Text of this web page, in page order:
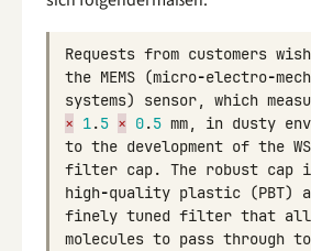
Requests from customers
the MEMS (micro-electro-
systems) sensor, which
× 1.5 × 0.5 mm, in dusty
to the development of the
filter cap. The robust cap
high-quality plastic (PBT)
finely tuned filter that
molecules to pass through to